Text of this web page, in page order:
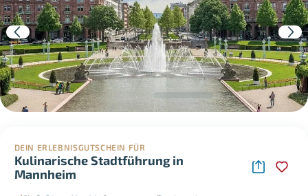
DEIN ERLEBNISGUTSCHEIN FÜR
Kulinarische Stadtführung in
Mannheim